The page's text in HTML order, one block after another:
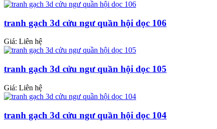
tranh gạch 3d cửu ngư quần hội dọc 106
Giá: Liên hệ
tranh gạch 3d cửu ngư quần hội dọc 105
Giá: Liên hệ
tranh gạch 3d cửu ngư quần hội dọc 104